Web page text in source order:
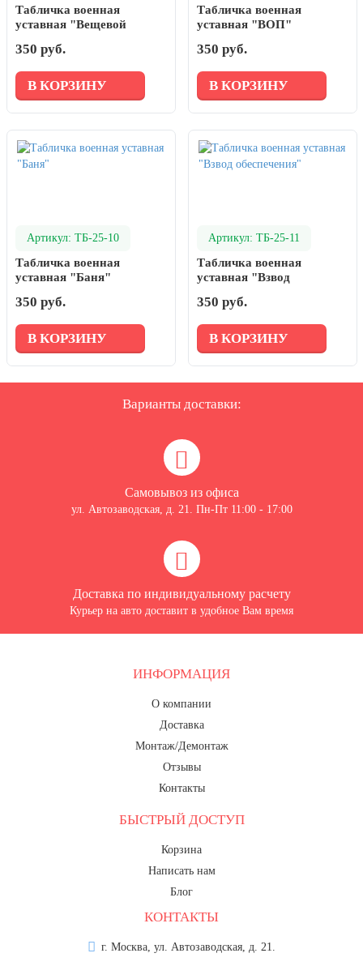
Табличка военная
уставная "Вещевой
350 руб.
В КОРЗИНУ
Табличка военная
уставная "ВОП"
350 руб.
В КОРЗИНУ
Артикул: ТБ-25-10
Табличка военная
уставная "Баня"
350 руб.
В КОРЗИНУ
Артикул: ТБ-25-11
Табличка военная
уставная "Взвод
350 руб.
В КОРЗИНУ
Варианты доставки:
Самовывоз из офиса
ул. Автозаводская, д. 21. Пн-Пт 11:00 - 17:00
Доставка по индивидуальному расчету
Курьер на авто доставит в удобное Вам время
ИНФОРМАЦИЯ
О компании
Доставка
Монтаж/Демонтаж
Отзывы
Контакты
БЫСТРЫЙ ДОСТУП
Корзина
Написать нам
Блог
КОНТАКТЫ
г. Москва, ул. Автозаводская, д. 21.